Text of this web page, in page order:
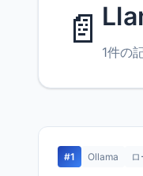
📄 1件の
#1 Ollama